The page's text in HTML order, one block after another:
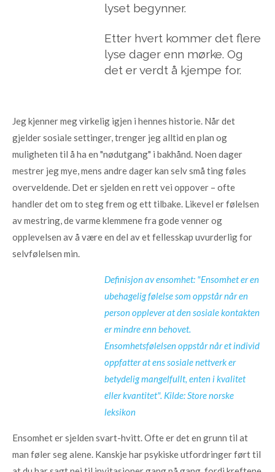
lyset begynner.
Etter hvert kommer det flere
lyse dager enn mørke. Og
det er verdt å kjempe for.
Jeg kjenner meg virkelig igjen i hennes historie. Når det
gjelder sosiale settinger, trenger jeg alltid en plan og
muligheten til å ha en "nødutgang" i bakhånd. Noen dager
mestrer jeg mye, mens andre dager kan selv små ting føles
overveldende. Det er sjelden en rett vei oppover – ofte
handler det om to steg frem og ett tilbake. Likevel er følelsen
av mestring, de varme klemmene fra gode venner og
opplevelsen av å være en del av et fellesskap uvurderlig for
selvfølelsen min.
Definisjon av ensomhet: "Ensomhet er en
ubehagelig følelse som oppstår når en
person opplever at den sosiale kontakten
er mindre enn behovet.
Ensomhetsfølelsen oppstår når et individ
oppfatter at ens sosiale nettverk er
betydelig mangelfullt, enten i kvalitet
eller kvantitet". Kilde: Store norske
leksikon
Ensomhet er sjelden svart-hvitt. Ofte er det en grunn til at
man føler seg alene. Kanskje har psykiske utfordringer ført til